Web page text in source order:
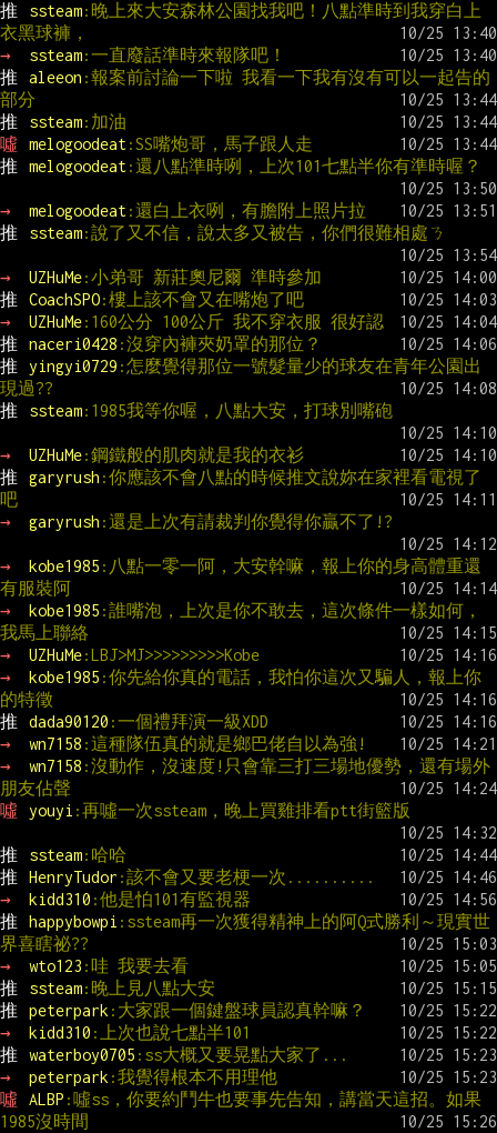
推 ssteam:晚上來大安森林公園找我吧！八點準時到我穿白上
衣黑球褲，
→
ssteam:一直廢話準時來報隊吧！
推
aleeon :報案前討論一下啦 我看一下我有沒有可以一起告的
部分
推
ssteam:加油
噓
melogoodeat:SS嘴炮哥，馬子跟人走
推
melogoodeat:還八點準時咧，上次101七點半你有準時喔？
→ melogoodeat:還白上衣咧，有膽附上照片拉
推
ssteam:說了又不信，說太多又被告，你們很難相處ㄋ
→ UZHuMe:小弟哥 新莊奧尼爾 準時參加
推
CoachSPO:樓上該不會又在嘴炮了吧
→
UZHuMe:160公分 100公斤 我不穿衣服 很好認
推
naceri0428 :沒穿內褲夾奶罩的那位？
推
yingyi0729 :怎麼覺得那位一號髮量少的球友在青年公園出
現過??
推
ssteam:1985我等你喔，八點大安，打球別嘴砲
→ UZHuMe:鋼鐵般的肌肉就是我的衣衫
推
garyrush :你應該不會八點的時候推文說妳在家裡看電視了
吧
→
garyrush :還是上次有請裁判你覺得你贏不了!?
→ kobe1985 :八點一零一阿，大安幹嘛，報上你的身高體重還
有服裝阿
→
kobe1985 :誰嘴泡，上次是你不敢去，這次條件一樣如何，
我馬上聯絡
→
UZHuMe:LBJ>MJ>>>>>>>>>Kobe
→
kobe1985 :你先給你真的電話，我怕你這次又騙人，報上你
的特徵
推
dada90120 :一個禮拜演一級XDD
→
wn7158 :這種隊伍真的就是鄉巴佬自以為強!
→
wn7158 :沒動作，沒速度!只會靠三打三場地優勢，還有場外
朋友佔聲
噓
youyi :再噓一次ssteam，晚上買雞排看ptt街籃版
推 ssteam:哈哈
推
HenryTudor :該不會又要老梗一次..........
→
kidd310 :他是怕101有監視器
推
happybowpi :ssteam再一次獲得精神上的阿Q式勝利～現實世
界喜瞎祕??
→
wto123 :哇 我要去看
推
ssteam:晚上見八點大安
推
peterpark :大家跟一個鍵盤球員認真幹嘛？
→
kidd310 :上次也說七點半101
推
waterboy0705 :ss大概又要晃點大家了...
→
peterpark :我覺得根本不用理他
噓
ALBP :噓ss，你要約鬥牛也要事先告知，講當天這招。如果
1985沒時間